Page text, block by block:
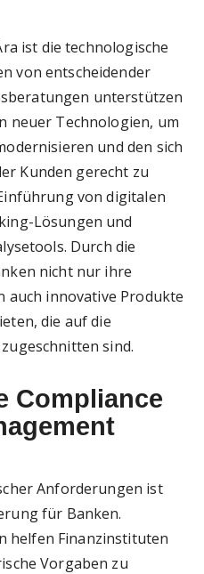
ist die technologische
von entscheidender
unterstützen
neuer Technologien, um
und den sich
Kunden gerecht zu
von digitalen
Lösungen und
Durch die
nicht nur ihre
auch innovative Produkte
die auf die
sind.
Compliance
Anforderungen ist
für Banken.
helfen Finanzinstituten
Vorgaben zu